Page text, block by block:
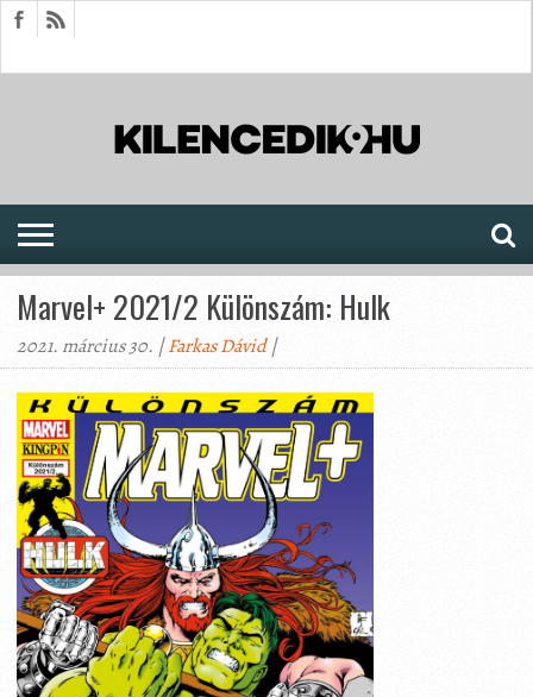
Marvel+ 2021/2 Különszám: Hulk
2021. március 30. |Farkas Dávid|